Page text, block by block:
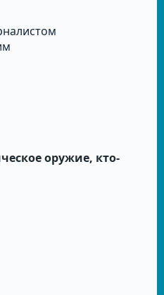
оружие, кто-